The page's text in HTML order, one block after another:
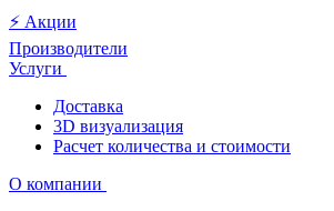
⚡️ Акции
Производители
Услуги
Доставка
3D визуализация
Расчет количества и стоимости
О компании